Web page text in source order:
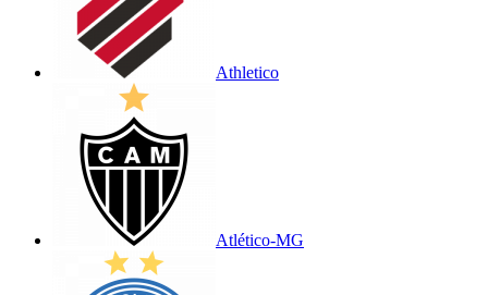
Athletico
Atlético-MG